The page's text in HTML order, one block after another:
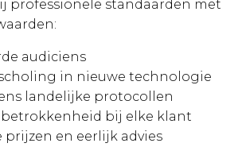
professionele standaarden met
audiciens
in nieuwe technologie
landelijke protocollen
bij elke klant
prijzen en eerlijk advies